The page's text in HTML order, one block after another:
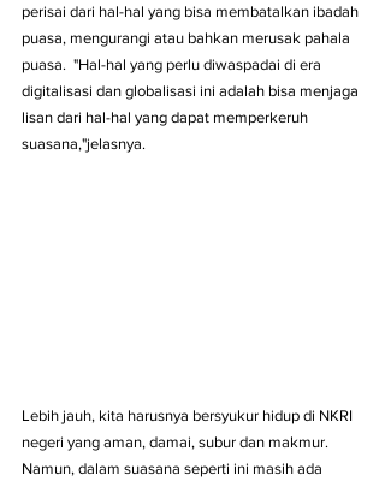
perisai dari hal-hal yang bisa membatalkan ibadah
puasa, mengurangi atau bahkan merusak pahala
puasa.  "Hal-hal yang perlu diwaspadai di era
digitalisasi dan globalisasi ini adalah bisa menjaga
lisan dari hal-hal yang dapat memperkeruh
suasana,"jelasnya.
Lebih jauh, kita harusnya bersyukur hidup di NKRI
negeri yang aman, damai, subur dan makmur.
Namun, dalam suasana seperti ini masih ada